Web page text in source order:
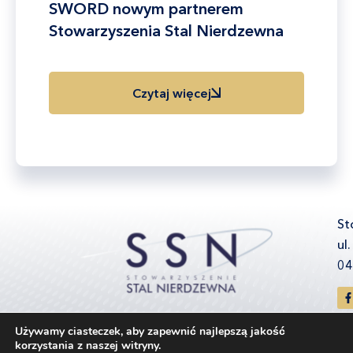
SWORD nowym partnerem
Stowarzyszenia Stal Nierdzewna
Czytaj więcej
Używamy ciasteczek, aby zapewnić najlepszą jakość
korzystania z naszej witryny.